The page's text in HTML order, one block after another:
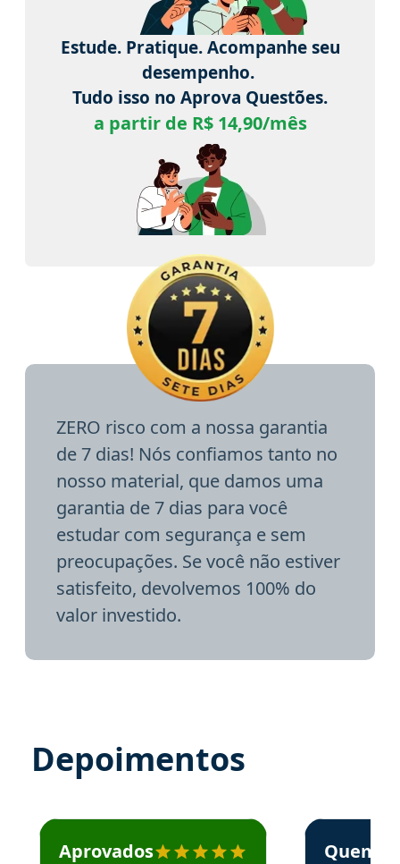
Estude. Pratique. Acompanhe seu
desempenho.
Tudo isso no Aprova Questões.
a partir de R$ 14,90/mês
ZERO risco com a nossa garantia
de 7 dias! Nós confiamos tanto no
nosso material, que damos uma
garantia de 7 dias para você
estudar com segurança e sem
preocupações. Se você não estiver
satisfeito, devolvemos 100% do
valor investido.
Depoimentos
Estudante José recomenda o Aprova Concursos em
Aprovados
Estudante
Quem